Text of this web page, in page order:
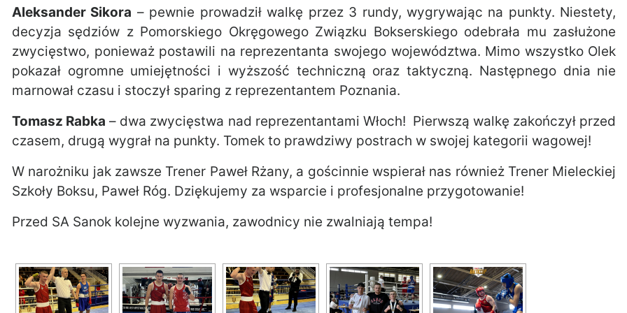
Aleksander Sikora – pewnie prowadził walkę przez 3 rundy, wygrywając na punkty. Niestety,
decyzja sędziów z Pomorskiego Okręgowego Związku Bokserskiego odebrała mu zasłużone
zwycięstwo, ponieważ postawili na reprezentanta swojego województwa. Mimo wszystko Olek
pokazał ogromne umiejętności i wyższość techniczną oraz taktyczną. Następnego dnia nie
marnował czasu i stoczył sparing z reprezentantem Poznania.
Tomasz Rabka – dwa zwycięstwa nad reprezentantami Włoch! Pierwszą walkę zakończył przed
czasem, drugą wygrał na punkty. Tomek to prawdziwy postrach w swojej kategorii wagowej!
W narożniku jak zawsze Trener Paweł Rżany, a gościnnie wspierał nas również Trener Mieleckiej
Szkoły Boksu, Paweł Róg. Dziękujemy za wsparcie i profesjonalne przygotowanie!
Przed SA Sanok kolejne wyzwania, zawodnicy nie zwalniają tempa!